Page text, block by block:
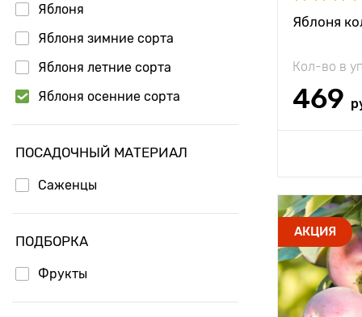
Яблоня
Яблоня зимние сорта
Яблоня летние сорта
Яблоня осенние сорта
ПОСАДОЧНЫЙ МАТЕРИАЛ
Саженцы
ПОДБОРКА
Фрукты
Яблоня
Кол-во в
469
Вес плода
АКЦИЯ
Высота
Растояние
растениями